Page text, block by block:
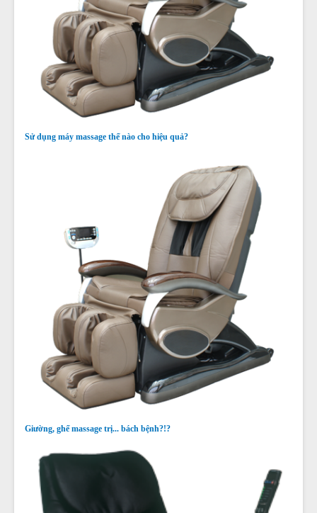
Sử dụng máy massage thế nào cho hiệu quả?
Giường, ghế massage trị... bách bệnh?!?